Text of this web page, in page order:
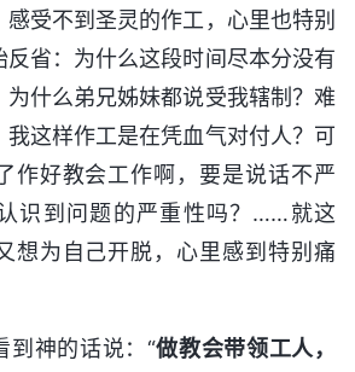
受不到圣灵的作工，心里也特别
省：为什么这段时间尽本分没有
为什么弟兄姊妹都说受我辖制？难
我这样作工是在凭血气对付人？可
作好教会工作啊，要是说话不严
识到问题的严重性吗？……就这
想为自己开脱，心里感到特别痛
到神的话说：“做教会带领工人，